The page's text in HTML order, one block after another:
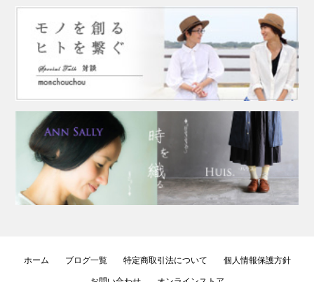
ホーム ブログ一覧 特定商取引法について
個人情報保護方針